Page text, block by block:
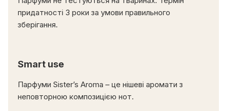
придатності 3 роки за умови правильного
зберігання.
Smart use
Парфуми Sister’s Aroma – це нішеві аромати з
неповторною композицією нот.